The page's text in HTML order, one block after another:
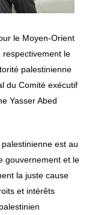
le Moyen-Orient
respectivement le
palestinienne
du Comité exécutif
Yasser Abed
est au
gouvernement et le
la juste cause
et intérêts